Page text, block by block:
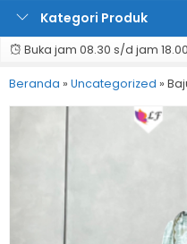
Kategori Produk
Buka jam 08.30 s/d jam
Beranda » Uncategorized »